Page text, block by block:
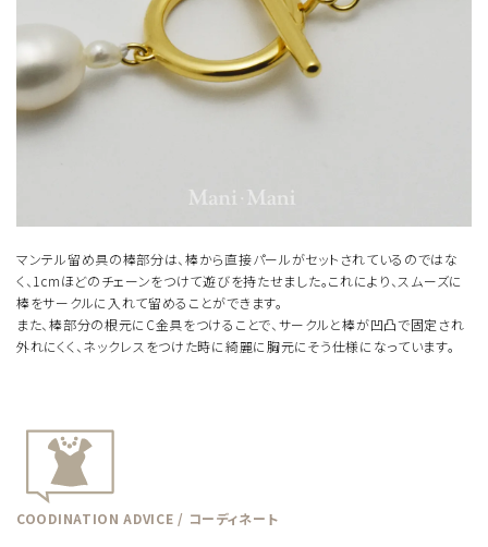
マンテル留め具の棒部分は、棒から直接パールがセットされているのではな
く、1cmほどのチェーンをつけて遊びを持たせました。これにより、スムーズに
棒をサークルに入れて留めることができます。
また、棒部分の根元にC金具をつけることで、サークルと棒が凹凸で固定され
外れにくく、ネックレスをつけた時に綺麗に胸元にそう仕様になっています。
COODINATION ADVICE / コーディネート